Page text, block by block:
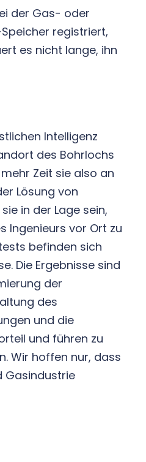
der Gas- oder
registriert,
es nicht lange, ihn
Intelligenz
des Bohrlochs
Zeit sie also an
Lösung von
in der Lage sein,
Ingenieurs vor Ort zu
befinden sich
Die Ergebnisse sind
der
des
und die
und führen zu
Wir hoffen nur, dass
Gasindustrie